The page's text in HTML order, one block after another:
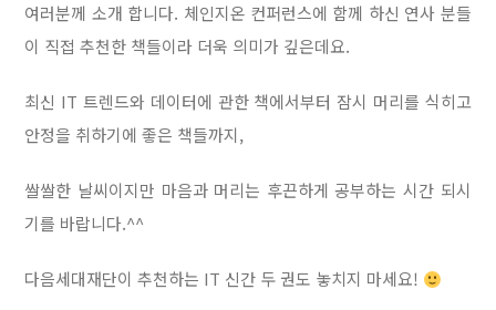
여러분께 소개 합니다. 체인지온 컨퍼런스에 함께 하신 연사 분들
이 직접 추천한 책들이라 더욱 의미가 깊은데요.
최신 IT 트렌드와 데이터에 관한 책에서부터 잠시 머리를 식히고
안정을 취하기에 좋은 책들까지,
쌀쌀한 날씨이지만 마음과 머리는 후끈하게 공부하는 시간 되시
기를 바랍니다.^^
다음세대재단이 추천하는 IT 신간 두 권도 놓치지 마세요!